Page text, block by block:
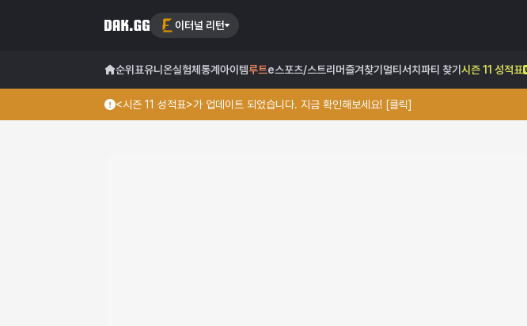
이터널 리턴
순위표유니온실험체 통계 아이템루트e스포츠/스트리머즐겨찾기 멀티서치 파티 찾기 시즌 11 성적표
<시즌 11 성적표>가 업데이트 되었습니다. 지금 확인해보세요! [클릭]